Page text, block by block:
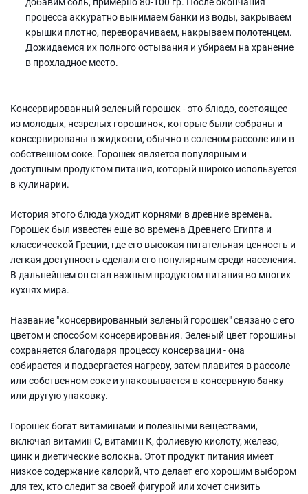
процесса аккуратно вынимаем банки из воды, закрываем
крышки плотно, переворачиваем, накрываем полотенцем.
Дожидаемся их полного остывания и убираем на хранение
в прохладное место.
Консервированный зеленый горошек - это блюдо, состоящее
из молодых, незрелых горошинок, которые были собраны и
консервированы в жидкости, обычно в соленом рассоле или в
собственном соке. Горошек является популярным и
доступным продуктом питания, который широко используется
в кулинарии.
История этого блюда уходит корнями в древние времена.
Горошек был известен еще во времена Древнего Египта и
классической Греции, где его высокая питательная ценность и
легкая доступность сделали его популярным среди населения.
В дальнейшем он стал важным продуктом питания во многих
кухнях мира.
Название "консервированный зеленый горошек" связано с его
цветом и способом консервирования. Зеленый цвет горошины
сохраняется благодаря процессу консервации - она
собирается и подвергается нагреву, затем плавится в рассоле
или собственном соке и упаковывается в консервную банку
или другую упаковку.
Горошек богат витаминами и полезными веществами,
включая витамин С, витамин К, фолиевую кислоту, железо,
цинк и диетические волокна. Этот продукт питания имеет
низкое содержание калорий, что делает его хорошим выбором
для тех, кто следит за своей фигурой или хочет снизить